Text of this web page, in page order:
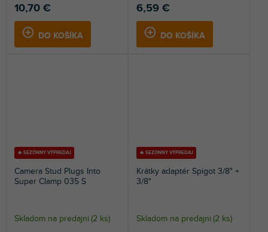
10,70 €
DO KOŠÍKA
6,59 €
DO KOŠÍKA
🔥 SEZÓNNY VÝPREDAJ
Camera Stud Plugs Into
Super Clamp 035 S
Skladom na predajni (2 ks)
🔥 SEZÓNNY VÝPREDAJ
Krátky adaptér Spigot 3/8" +
3/8"
Skladom na predajni (2 ks)